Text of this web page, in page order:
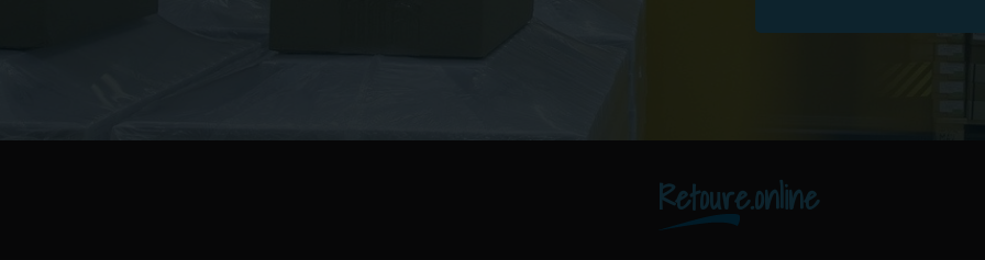
Retoure.online